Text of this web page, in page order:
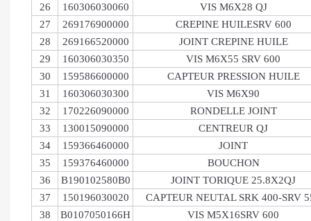
26
160306030060
VIS M6X28 QJ
27
269176900000
CREPINE HUILESRV 600
28
269166520000
JOINT CREPINE HUILE
29
160306030350
VIS M6X55 SRV 600
30
159586600000
CAPTEUR PRESSION HUILE
31
160306030300
VIS M6X90
32
170226090000
RONDELLE JOINT
33
130015090000
CENTREUR QJ
34
159366460000
JOINT
35
159376460000
BOUCHON
36
B190102580B0
JOINT TORIQUE 25.8X2QJ
37
150196030020
CAPTEUR NEUTAL SRK 400-SRV
38
B0107050166H
VIS M5X16SRV 600